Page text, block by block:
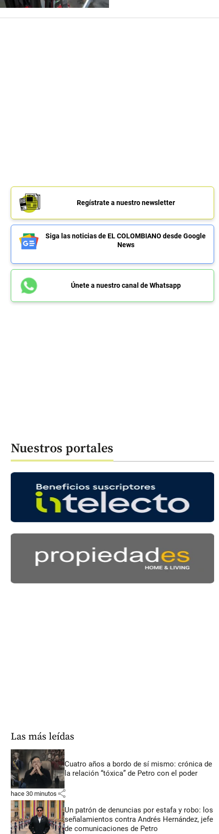
Regístrate a nuestro newsletter
Siga las noticias de EL COLOMBIANO desde Google
News
Únete a nuestro canal de Whatsapp
Nuestros portales
Las más leídas
Cuatro años a bordo de sí mismo: crónica de
la relación “tóxica” de Petro con el poder
hace 30 minutos share
Un patrón de denuncias por estafa y robo: los
señalamientos contra Andrés Hernández, jefe
de comunicaciones de Petro